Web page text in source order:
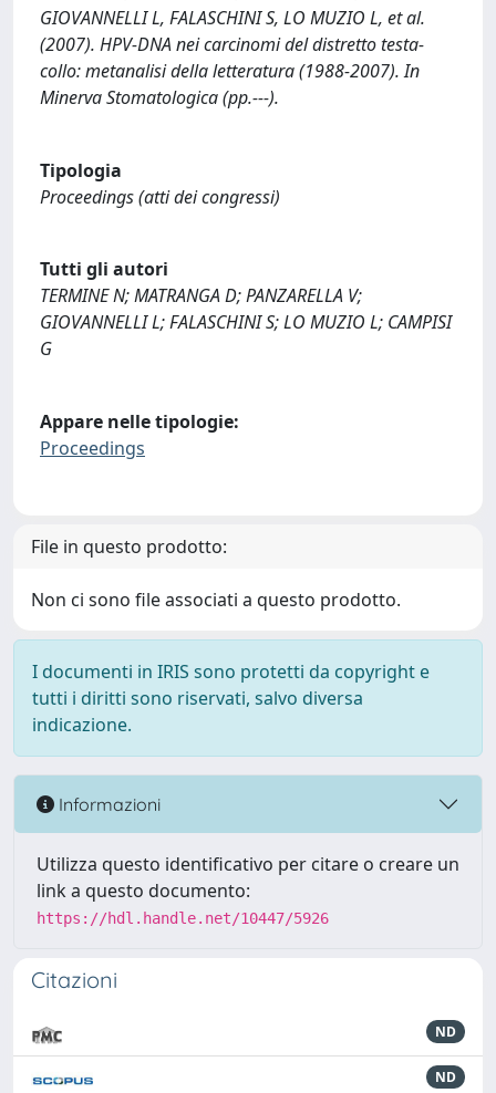
GIOVANNELLI L, FALASCHINI S, LO MUZIO L, et al.
(2007). HPV-DNA nei carcinomi del distretto testa-
collo: metanalisi della letteratura (1988-2007). In
Minerva Stomatologica (pp.---).
Tipologia
Proceedings (atti dei congressi)
Tutti gli autori
TERMINE N; MATRANGA D; PANZARELLA V;
GIOVANNELLI L; FALASCHINI S; LO MUZIO L; CAMPISI
G
Appare nelle tipologie:
Proceedings
File in questo prodotto:
Non ci sono file associati a questo prodotto.
I documenti in IRIS sono protetti da copyright e
tutti i diritti sono riservati, salvo diversa
indicazione.
Informazioni
Utilizza questo identificativo per citare o creare un
link a questo documento:
https://hdl.handle.net/10447/5926
Citazioni
ND
ND